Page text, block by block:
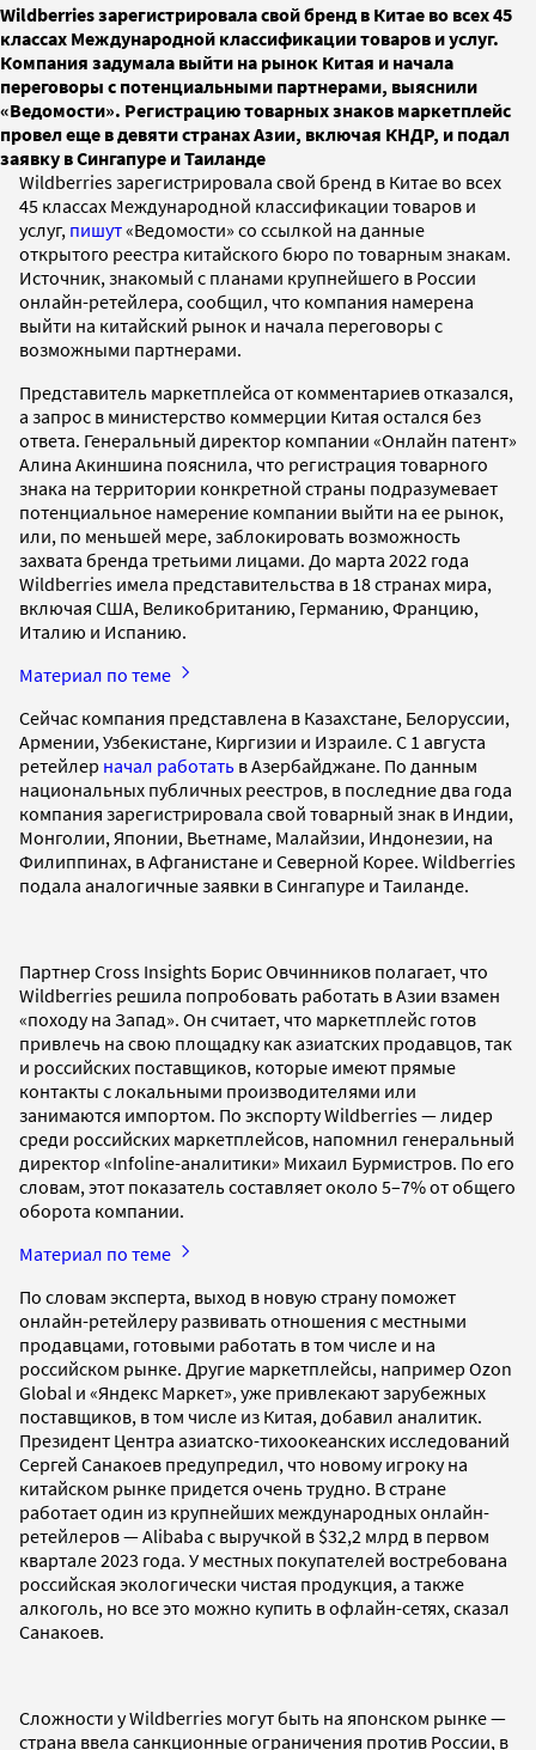
Wildberries зарегистрировала свой бренд в Китае во всех 45
классах Международной классификации товаров и услуг.
Компания задумала выйти на рынок Китая и начала
переговоры с потенциальными партнерами, выяснили
«Ведомости». Регистрацию товарных знаков маркетплейс
провел еще в девяти странах Азии, включая КНДР, и подал
заявку в Сингапуре и Таиланде
Wildberries зарегистрировала свой бренд в Китае во всех
45 классах Международной классификации товаров и
услуг, пишут«Ведомости» со ссылкой на данные
открытого реестра китайского бюро по товарным знакам.
Источник, знакомый с планами крупнейшего в России
онлайн-ретейлера, сообщил, что компания намерена
выйти на китайский рынок и начала переговоры с
возможными партнерами.
Представитель маркетплейса от комментариев отказался,
а запрос в министерство коммерции Китая остался без
ответа. Генеральный директор компании «Онлайн патент»
Алина Акиншина пояснила, что регистрация товарного
знака на территории конкретной страны подразумевает
потенциальное намерение компании выйти на ее рынок,
или, по меньшей мере, заблокировать возможность
захвата бренда третьими лицами. До марта 2022 года
Wildberries имела представительства в 18 странах мира,
включая США, Великобританию, Германию, Францию,
Италию и Испанию.
Материал по теме
Сейчас компания представлена в Казахстане, Белоруссии,
Армении, Узбекистане, Киргизии и Израиле. С 1 августа
ретейлер начал работать в Азербайджане. По данным
национальных публичных реестров, в последние два года
компания зарегистрировала свой товарный знак в Индии,
Монголии, Японии, Вьетнаме, Малайзии, Индонезии, на
Филиппинах, в Афганистане и Северной Корее. Wildberries
подала аналогичные заявки в Сингапуре и Таиланде.
Партнер Cross Insights Борис Овчинников полагает, что
Wildberries решила попробовать работать в Азии взамен
«походу на Запад». Он считает, что маркетплейс готов
привлечь на свою площадку как азиатских продавцов, так
и российских поставщиков, которые имеют прямые
контакты с локальными производителями или
занимаются импортом. По экспорту Wildberries — лидер
среди российских маркетплейсов, напомнил генеральный
директор «Infoline-аналитики» Михаил Бурмистров. По его
словам, этот показатель составляет около 5–7% от общего
оборота компании.
Материал по теме
По словам эксперта, выход в новую страну поможет
онлайн-ретейлеру развивать отношения с местными
продавцами, готовыми работать в том числе и на
российском рынке. Другие маркетплейсы, например Ozon
Global и «Яндекс Маркет», уже привлекают зарубежных
поставщиков, в том числе из Китая, добавил аналитик.
Президент Центра азиатско-тихоокеанских исследований
Сергей Санакоев предупредил, что новому игроку на
китайском рынке придется очень трудно. В стране
работает один из крупнейших международных онлайн-
ретейлеров — Alibaba c выручкой в $32,2 млрд в первом
квартале 2023 года. У местных покупателей востребована
российская экологически чистая продукция, а также
алкоголь, но все это можно купить в офлайн-сетях, сказал
Санакоев.
Сложности у Wildberries могут быть на японском рынке —
страна ввела санкционные ограничения против России, в